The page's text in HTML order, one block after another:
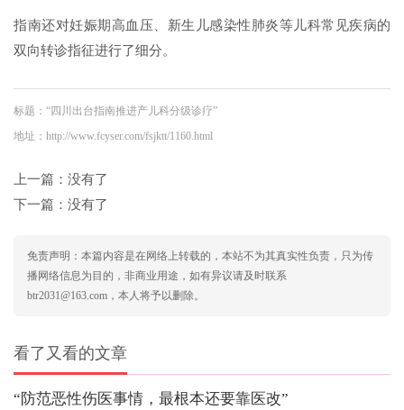
指南还对妊娠期高血压、新生儿感染性肺炎等儿科常见疾病的
双向转诊指征进行了细分。
标题：“四川出台指南推进产儿科分级诊疗”
地址：http://www.fcyser.com/fsjktt/1160.html
上一篇：没有了
下一篇：没有了
免责声明：本篇内容是在网络上转载的，本站不为其真实性负责，只为传
播网络信息为目的，非商业用途，如有异议请及时联系
btr2031@163.com，本人将予以删除。
看了又看的文章
“防范恶性伤医事情，最根本还要靠医改”